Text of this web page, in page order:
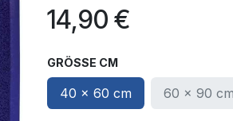
14,90 €
GRÖSSE CM
40 x 60 cm 60 x 90 cm